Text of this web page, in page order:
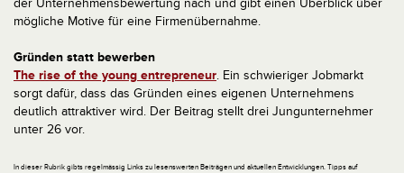
der Unternehmensbewertung nach und gibt einen Überblick über
mögliche Motive für eine Firmenübernahme.
Gründen statt bewerben
The rise of the young entrepreneur. Ein schwieriger Jobmarkt
sorgt dafür, dass das Gründen eines eigenen Unternehmens
deutlich attraktiver wird. Der Beitrag stellt drei Jungunternehmer
unter 26 vor.
In dieser Rubrik gibts regelmässig Links zu lesenswerten Beiträgen und aktuellen Entwicklungen. Tipps auf